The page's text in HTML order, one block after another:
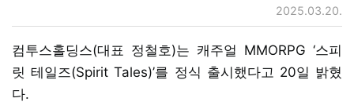
2025.03.20.
컴투스홀딩스(대표 정철호)는 캐주얼 MMORPG ‘스피
릿 테일즈(Spirit Tales)’를 정식 출시했다고 20일 밝혔
다.